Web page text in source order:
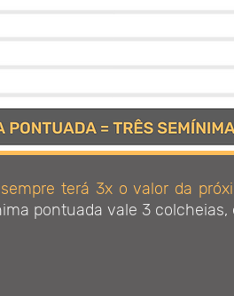
terá 3x o valor da
pontuada vale 3 colcheias,